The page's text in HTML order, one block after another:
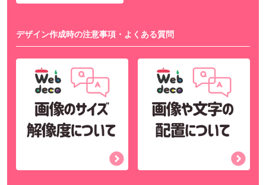
デザイン作成時の注意事項・よくある質問